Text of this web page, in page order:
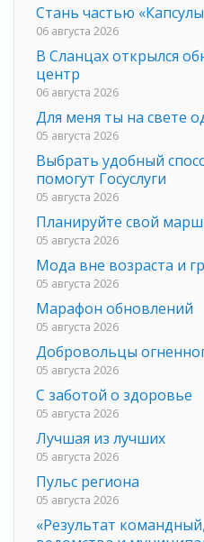
Стань частью
06 августа 2026
В Сланцах открылся
центр
06 августа 2026
Для меня ты на свете
05 августа 2026
Выбрать удобный
помогут Госуслуги
05 августа 2026
Планируйте свой
05 августа 2026
Мода вне возраста и
05 августа 2026
Марафон обновлений
05 августа 2026
Добровольцы
05 августа 2026
С заботой о здоровье
05 августа 2026
Лучшая из лучших
05 августа 2026
Пульс региона
05 августа 2026
«Результат